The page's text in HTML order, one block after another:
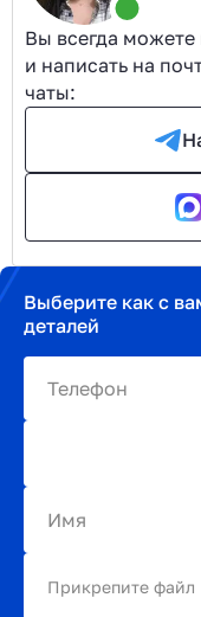
Вы всегда можете
и написать на
чаты:
Выберите как с
деталей
Телефон
Имя
Прикрепите файл